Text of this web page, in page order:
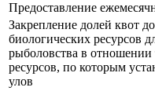
Предоставление
Закрепление долей квот
биологических ресурсов
рыболовства в
ресурсов, по которым
улов